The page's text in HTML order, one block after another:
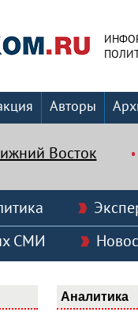
Авторы
Восток
СМИ
Аналитика